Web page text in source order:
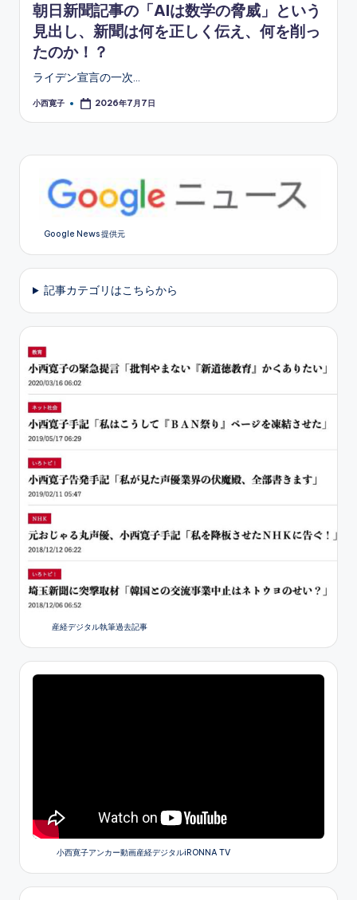
朝日新聞記事の「AIは数学の脅威」という
見出し、新聞は何を正しく伝え、何を削っ
たのか！？
ライデン宣言の一次…
Posted
小西寛子 2026年7月7日
Google News 提供元
記事カテゴリはこちらから
産経デジタル執筆過去記事
小西寛子アンカー動画産経デジタルiRONNA TV